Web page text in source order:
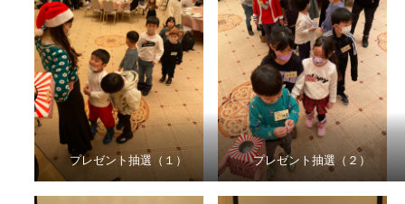
プレゼント抽選（１） プレゼント抽選（２）